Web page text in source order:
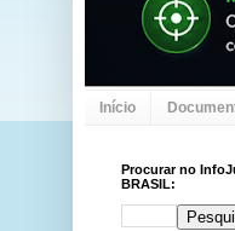
Início
Procurar no
BRASIL: